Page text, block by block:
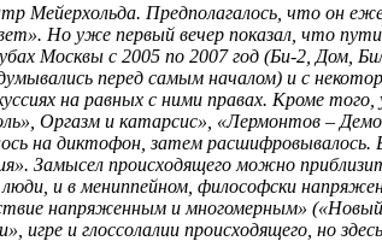
Мейерхольда. Предполагалось, что он
Но уже первый вечер показал, что пути
Москвы с 2005 по 2007 год (Би-2, Дом,
перед самым началом) и с
на равных с ними правах. Кроме
Оргазм и катарсис», «Лермонтов –
на диктофон, затем
Замысел происходящего можно
и в мениппейном, философски
напряженным и многомерным»
и глоссолалии происходящего, но